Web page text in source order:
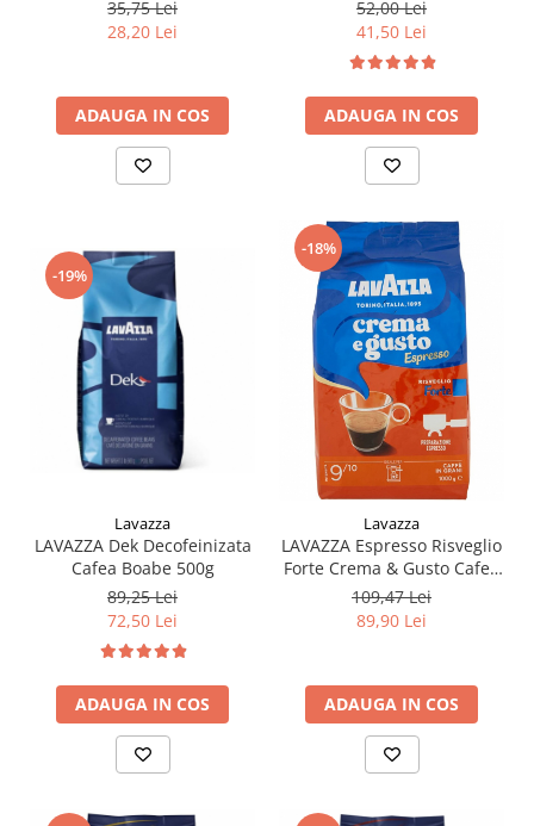
35,75 Lei
28,20 Lei
ADAUGA IN COS
52,00 Lei
41,50 Lei
ADAUGA IN COS
-19%
Lavazza
LAVAZZA Dek Decofeinizata
Cafea Boabe 500g
89,25 Lei
72,50 Lei
ADAUGA IN COS
-18%
Lavazza
LAVAZZA Espresso Risveglio
Forte Crema & Gusto Cafea
Boabe 1kg
109,47 Lei
89,90 Lei
ADAUGA IN COS